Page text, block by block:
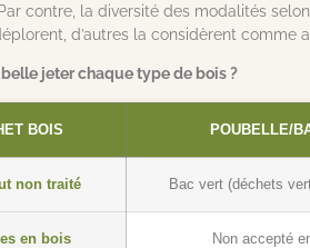
contre, la diversité des modalités
d’autres la considèrent comme
jeter chaque type de bois ?
BOIS POUBELLE/
non traité Bac vert (déchets
en bois Non accepté